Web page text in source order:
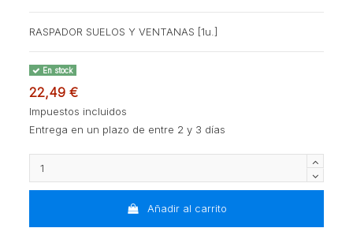
RASPADOR SUELOS Y VENTANAS [1u.]
En stock
22,49 €
Impuestos incluidos
Entrega en un plazo de entre 2 y 3 días
Añadir al carrito